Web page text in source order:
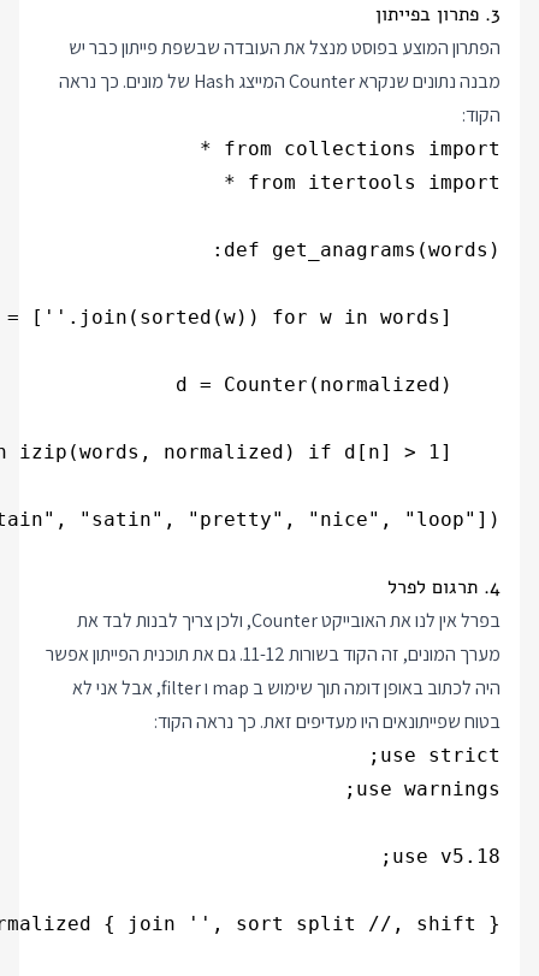
3. פתרון בפייתון
הפתרון המוצע בפוסט מנצל את העובדה שבשפת פייתון כבר יש
מבנה נתונים שנקרא Counter המייצג Hash של מונים. כך נראה
הקוד:
"satin", "pretty", "nice", "loop"])
4. תרגום לפרל
בפרל אין לנו את האובייקט Counter, ולכן צריך לבנות לבד את
מערך המונים, זה הקוד בשורות 11-12. גם את תוכנית הפייתון אפשר
היה לכתוב באופן דומה תוך שימוש ב map ו filter, אבל אני לא
בטוח שפייתונאים היו מעדיפים זאת. כך נראה הקוד: